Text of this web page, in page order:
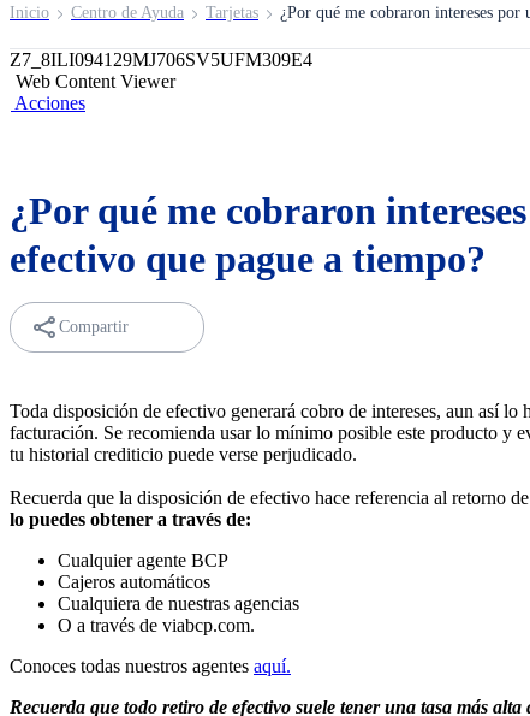
Inicio Centro de Ayuda Tarjetas ¿Por qué me cobraron intereses por
Z7_8ILI094129MJ706SV5UFM309E4
Web Content Viewer
Acciones
¿Por qué me cobraron
efectivo que pague a tiempo?
Compartir
Toda disposición de efectivo generará cobro de intereses, aun así lo
facturación. Se recomienda usar lo mínimo posible este producto y
tu historial crediticio puede verse perjudicado.
Recuerda que la disposición de efectivo hace referencia al retorno
lo puedes obtener a través de:
Cualquier agente BCP
Cajeros automáticos
Cualquiera de nuestras agencias
O a través de viabcp.com.
Conoces todas nuestros agentes aquí.
Recuerda que todo retiro de efectivo suele tener una tasa más alta